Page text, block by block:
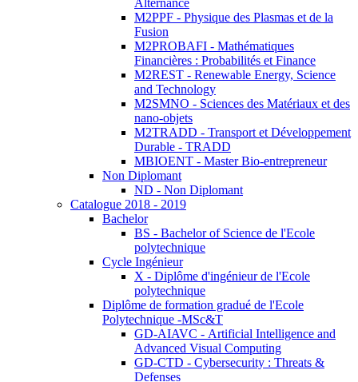
Alternance
M2PPF - Physique des Plasmas et de la
Fusion
M2PROBAFI - Mathématiques
Financières : Probabilités et Finance
M2REST - Renewable Energy, Science
and Technology
M2SMNO - Sciences des Matériaux et des
nano-objets
M2TRADD - Transport et Développement
Durable - TRADD
MBIOENT - Master Bio-entrepreneur
Non Diplomant
ND - Non Diplomant
Catalogue 2018 - 2019
Bachelor
BS - Bachelor of Science de l'Ecole
polytechnique
Cycle Ingénieur
X - Diplôme d'ingénieur de l'Ecole
polytechnique
Diplôme de formation gradué de l'Ecole
Polytechnique -MSc&T
GD-AIAVC - Artificial Intelligence and
Advanced Visual Computing
GD-CTD - Cybersecurity : Threats &
Defenses